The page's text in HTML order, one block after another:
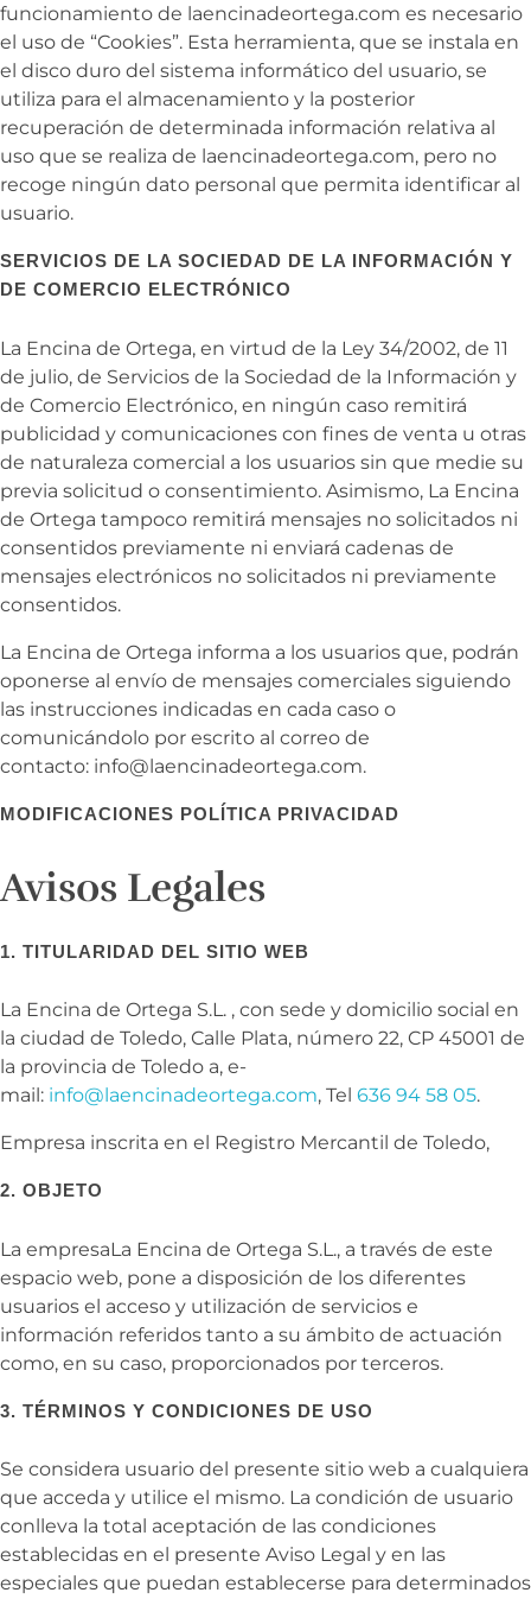
funcionamiento de laencinadeortega.com es necesario
el uso de “Cookies”. Esta herramienta, que se instala en
el disco duro del sistema informático del usuario, se
utiliza para el almacenamiento y la posterior
recuperación de determinada información relativa al
uso que se realiza de laencinadeortega.com, pero no
recoge ningún dato personal que permita identificar al
usuario.
SERVICIOS DE LA SOCIEDAD DE LA INFORMACIÓN Y
DE COMERCIO ELECTRÓNICO
La Encina de Ortega, en virtud de la Ley 34/2002, de 11
de julio, de Servicios de la Sociedad de la Información y
de Comercio Electrónico, en ningún caso remitirá
publicidad y comunicaciones con fines de venta u otras
de naturaleza comercial a los usuarios sin que medie su
previa solicitud o consentimiento. Asimismo, La Encina
de Ortega tampoco remitirá mensajes no solicitados ni
consentidos previamente ni enviará cadenas de
mensajes electrónicos no solicitados ni previamente
consentidos.
La Encina de Ortega informa a los usuarios que, podrán
oponerse al envío de mensajes comerciales siguiendo
las instrucciones indicadas en cada caso o
comunicándolo por escrito al correo de
contacto: info@laencinadeortega.com.
MODIFICACIONES POLÍTICA PRIVACIDAD
Avisos Legales
1. TITULARIDAD DEL SITIO WEB
La Encina de Ortega S.L. , con sede y domicilio social en
la ciudad de Toledo, Calle Plata, número 22, CP 45001 de
la provincia de Toledo a, e-
mail: info@laencinadeortega.com, Tel 636 94 58 05.
Empresa inscrita en el Registro Mercantil de Toledo,
2. OBJETO
La empresaLa Encina de Ortega S.L., a través de este
espacio web, pone a disposición de los diferentes
usuarios el acceso y utilización de servicios e
información referidos tanto a su ámbito de actuación
como, en su caso, proporcionados por terceros.
3. TÉRMINOS Y CONDICIONES DE USO
Se considera usuario del presente sitio web a cualquiera
que acceda y utilice el mismo. La condición de usuario
conlleva la total aceptación de las condiciones
establecidas en el presente Aviso Legal y en las
especiales que puedan establecerse para determinados